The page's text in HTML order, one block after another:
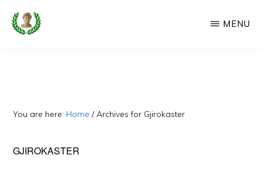
Skip
Faqe
Dedikuar
MENU
You are here: Home / Archives for Gjirokaster
GJIROKASTER